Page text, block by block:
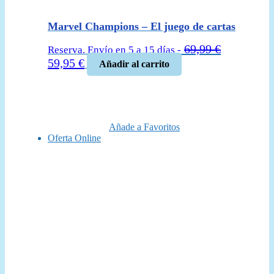
Marvel Champions – El juego de cartas
Reserva. Envío en 5 a 15 días - 69,99€
El
59,95 €El
precio
Añadir al carrito
Añade a Favoritos
Oferta Online